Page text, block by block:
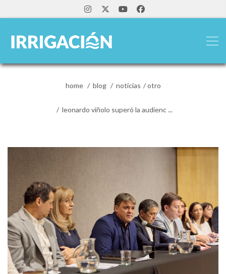
home blog noticias otro
leonardo viñolo superó la audienc ...